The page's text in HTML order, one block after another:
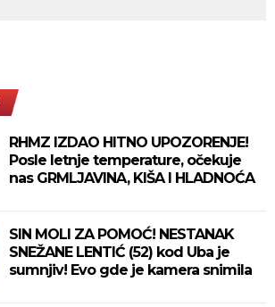
RHMZ IZDAO HITNO UPOZORENJE!
Posle letnje temperature, očekuje
nas GRMLJAVINA, KIŠA I HLADNOĆA
SIN MOLI ZA POMOĆ! NESTANAK
SNEŽANE LENTIĆ (52) kod Uba je
sumnjiv! Evo gde je kamera snimila